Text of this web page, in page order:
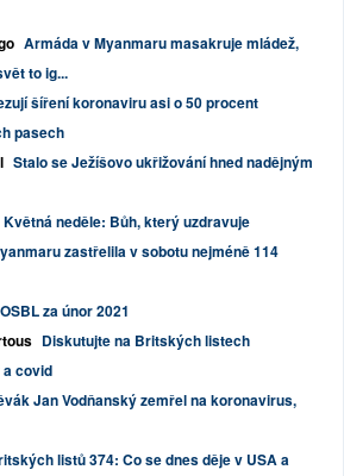
Armáda v Myanmaru masakruje mládež,
to ig...
šíření koronaviru asi o 50 procent
pasech
Stalo se Ježíšovo ukřižování hned nadějným
Květná neděle: Bůh, který uzdravuje
zastřelila v sobotu nejméně 114
za únor 2021
Diskutujte na Britských listech
covid
Jan Vodňanský zemřel na koronavirus,
listů 374: Co se dnes děje v USA a